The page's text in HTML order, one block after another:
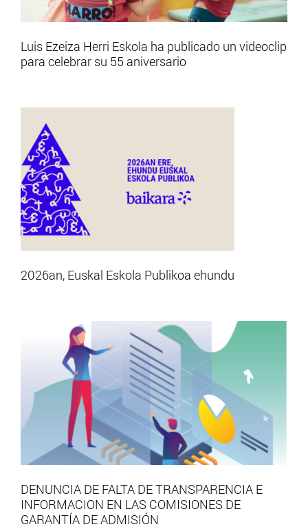
Luis Ezeiza Herri Eskola ha publicado un videoclip
para celebrar su 55 aniversario
2026an, Euskal Eskola Publikoa ehundu
DENUNCIA DE FALTA DE TRANSPARENCIA E
INFORMACION EN LAS COMISIONES DE
GARANTÍA DE ADMISIÓN